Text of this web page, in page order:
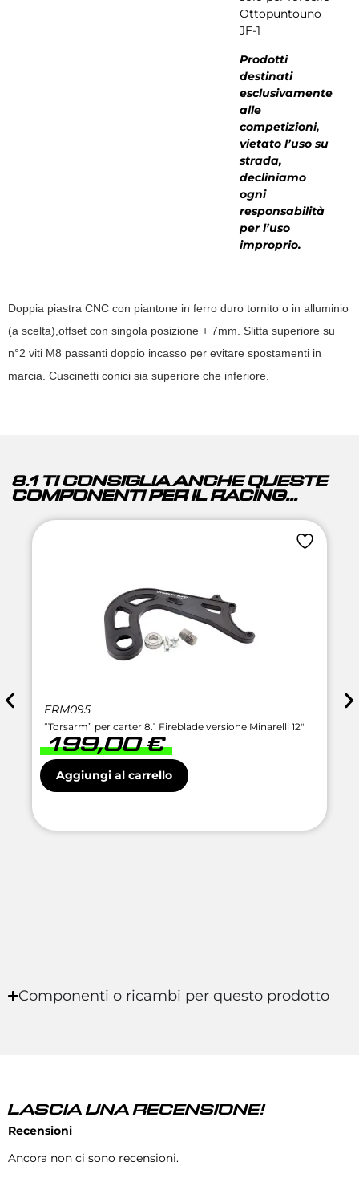
Ottopuntouno
JF-1
Prodotti
destinati
esclusivamente
alle
competizioni,
vietato l’uso su
strada,
decliniamo
ogni
responsabilità
per l’uso
improprio.
Doppia piastra CNC con piantone in ferro duro tornito o in alluminio
(a scelta),offset con singola posizione + 7mm. Slitta superiore su
n°2 viti M8 passanti doppio incasso per evitare spostamenti in
marcia. Cuscinetti conici sia superiore che inferiore.
8.1 TI CONSIGLIA ANCHE QUESTE
COMPONENTI PER IL RACING...
FRM095
“Torsarm” per carter 8.1 Fireblade versione Minarelli 12″
199,00€
Aggiungi al carrello
Componenti o ricambi per questo prodotto
LASCIA UNA RECENSIONE!
Recensioni
Ancora non ci sono recensioni.